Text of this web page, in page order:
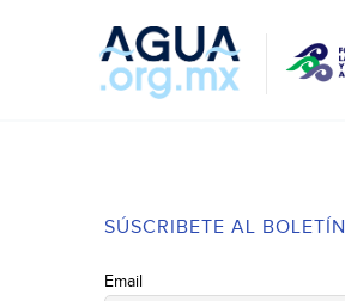
SÚSCRIBETE AL BOLETÍN
Email